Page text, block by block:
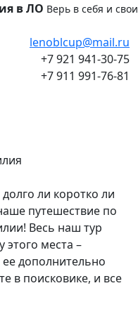
в ЛО Верь в себя и
lenoblcup@mail.ru
+7 921 941-30-75
+7 911 991-76-81
ли коротко ли
путешествие по
Весь наш тур
этого места –
дополнительно
в поисковике, и все